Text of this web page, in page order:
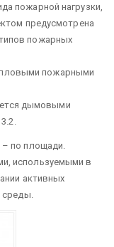
пожарной нагрузки,
предусмотрена
пожарных
пожарными
дымовыми
– по площади.
используемыми в
активных
среды.